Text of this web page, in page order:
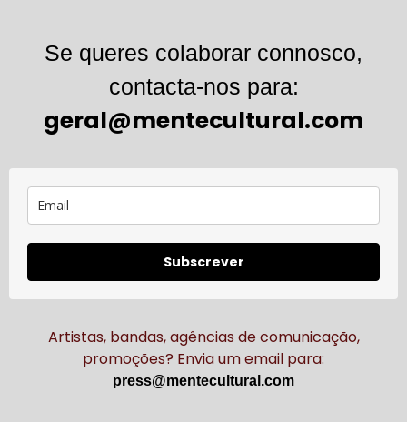
Se queres colaborar connosco,
contacta-nos para:
geral@mentecultural.com
Subscrever
Artistas, bandas, agências de comunicação,
promoções? Envia um email para:
press@mentecultural.com